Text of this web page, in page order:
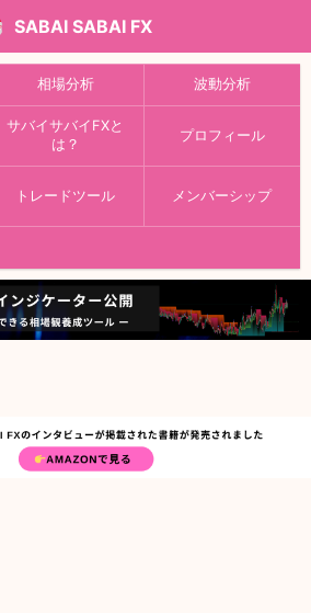
SABAI SABAI FX
相場分析 波動分析
サバイサバイFXと
は？
プロフィール
トレードツール メンバーシップ